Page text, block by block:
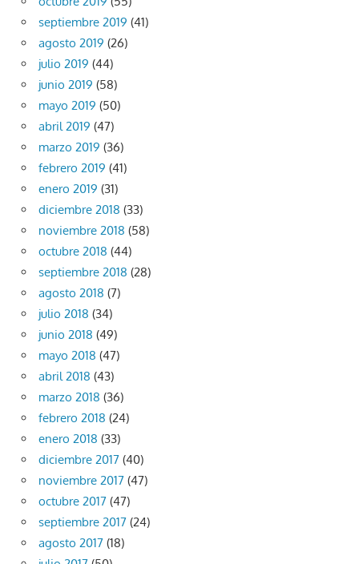
septiembre 2019 (41)
agosto 2019 (26)
julio 2019 (44)
junio 2019 (58)
mayo 2019 (50)
abril 2019 (47)
marzo 2019 (36)
febrero 2019 (41)
enero 2019 (31)
diciembre 2018 (33)
noviembre 2018 (58)
octubre 2018 (44)
septiembre 2018 (28)
agosto 2018 (7)
julio 2018 (34)
junio 2018 (49)
mayo 2018 (47)
abril 2018 (43)
marzo 2018 (36)
febrero 2018 (24)
enero 2018 (33)
diciembre 2017 (40)
noviembre 2017 (47)
octubre 2017 (47)
septiembre 2017 (24)
agosto 2017 (18)